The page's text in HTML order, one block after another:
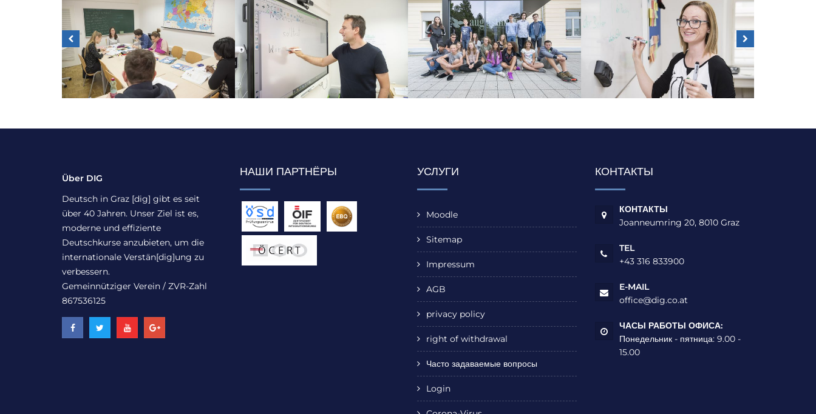
Über DIG
Deutsch in Graz [dig] gibt es seit
über 40 Jahren. Unser Ziel ist es,
moderne und effiziente
Deutschkurse anzubieten, um die
internationale Verstän[dig]ung zu
verbessern.
Gemeinnütziger Verein / ZVR-Zahl
867536125
НАШИ ПАРТНЁРЫ УСЛУГИ
Moodle
Sitemap
Impressum
AGB
privacy policy
right of withdrawal
Часто задаваемые вопросы
Login
КОНТАКТЫ
КОНТАКТЫ
Joanneumring 20, 8010 Graz
TEL
+43 316 833900
E-MAIL
office@dig.co.at
ЧАСЫ РАБОТЫ ОФИСА:
Понедельник - пятница: 9.00 -
15.00